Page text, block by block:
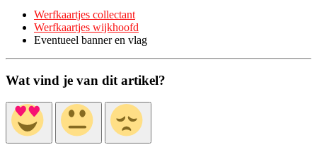
Werfkaartjes collectant
Werfkaartjes wijkhoofd
Eventueel banner en vlag
Wat vind je van dit artikel?